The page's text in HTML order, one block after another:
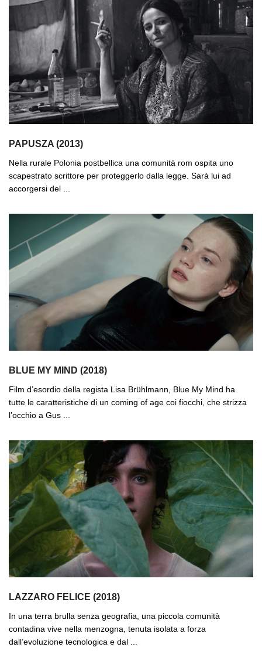
PAPUSZA (2013)
Nella rurale Polonia postbellica una comunità rom ospita uno
scapestrato scrittore per proteggerlo dalla legge. Sarà lui ad
accorgersi del ...
BLUE MY MIND (2018)
Film d’esordio della regista Lisa Brühlmann, Blue My Mind ha
tutte le caratteristiche di un coming of age coi fiocchi, che strizza
l’occhio a Gus ...
LAZZARO FELICE (2018)
In una terra brulla senza geografia, una piccola comunità
contadina vive nella menzogna, tenuta isolata a forza
dall’evoluzione tecnologica e dal ...